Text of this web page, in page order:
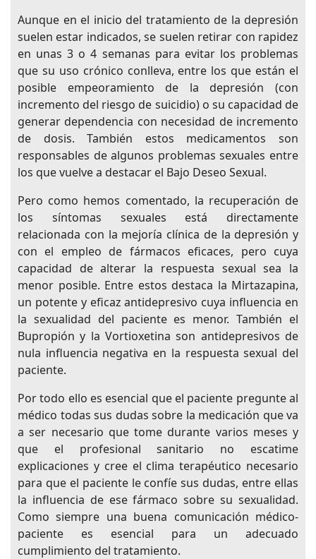
Aunque en el inicio del tratamiento de la depresión
suelen estar indicados, se suelen retirar con rapidez
en unas 3 o 4 semanas para evitar los problemas
que su uso crónico conlleva, entre los que están el
posible empeoramiento de la depresión (con
incremento del riesgo de suicidio) o su capacidad de
generar dependencia con necesidad de incremento
de dosis. También estos medicamentos son
responsables de algunos problemas sexuales entre
los que vuelve a destacar el Bajo Deseo Sexual.
Pero como hemos comentado, la recuperación de
los síntomas sexuales está directamente
relacionada con la mejoría clínica de la depresión y
con el empleo de fármacos eficaces, pero cuya
capacidad de alterar la respuesta sexual sea la
menor posible. Entre estos destaca la Mirtazapina,
un potente y eficaz antidepresivo cuya influencia en
la sexualidad del paciente es menor. También el
Bupropión y la Vortioxetina son antidepresivos de
nula influencia negativa en la respuesta sexual del
paciente.
Por todo ello es esencial que el paciente pregunte al
médico todas sus dudas sobre la medicación que va
a ser necesario que tome durante varios meses y
que el profesional sanitario no escatime
explicaciones y cree el clima terapéutico necesario
para que el paciente le confíe sus dudas, entre ellas
la influencia de ese fármaco sobre su sexualidad.
Como siempre una buena comunicación médico-
paciente es esencial para un adecuado
cumplimiento del tratamiento.